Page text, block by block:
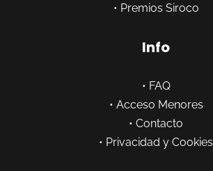
• Premios Siroco
Info
• FAQ
• Acceso Menores
• Contacto
• Privacidad y Cookies